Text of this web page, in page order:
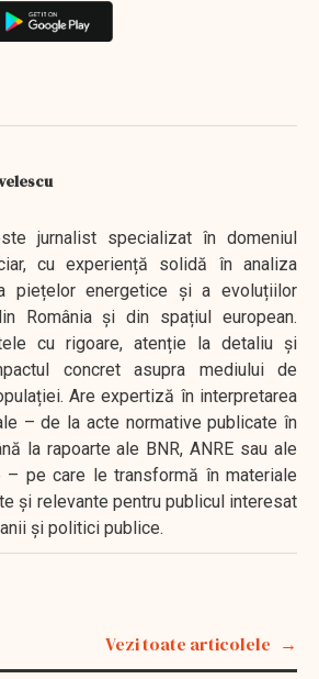
jurnalist specializat în domeniul
cu experiență solidă în analiza
piețelor energetice și a evoluțiilor
România și din spațiul european.
cu rigoare, atenție la detaliu și
concret asupra mediului de
Are expertiză în interpretarea
– de la acte normative publicate în
la rapoarte ale BNR, ANRE sau ale
– pe care le transformă în materiale
și relevante pentru publicul interesat
și politici publice.
Vezi toate articolele